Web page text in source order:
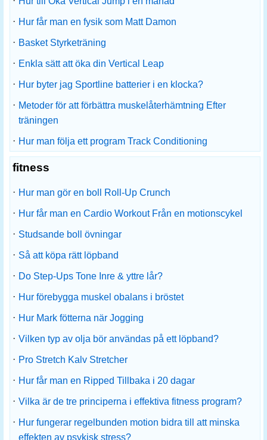
· Hur får man en fysik som Matt Damon
· Basket Styrketräning
· Enkla sätt att öka din Vertical Leap
· Hur byter jag Sportline batterier i en klocka?
· Metoder för att förbättra muskelåterhämtning Efter
träningen
· Hur man följa ett program Track Conditioning
fitness
· Hur man gör en boll Roll-Up Crunch
· Hur får man en Cardio Workout Från en motionscykel
· Studsande boll övningar
· Så att köpa rätt löpband
· Do Step-Ups Tone Inre & yttre lår?
· Hur förebygga muskel obalans i bröstet
· Hur Mark fötterna när Jogging
· Vilken typ av olja bör användas på ett löpband?
· Pro Stretch Kalv Stretcher
· Hur får man en Ripped Tillbaka i 20 dagar
· Vilka är de tre principerna i effektiva fitness program?
· Hur fungerar regelbunden motion bidra till att minska
effekten av psykisk stress?